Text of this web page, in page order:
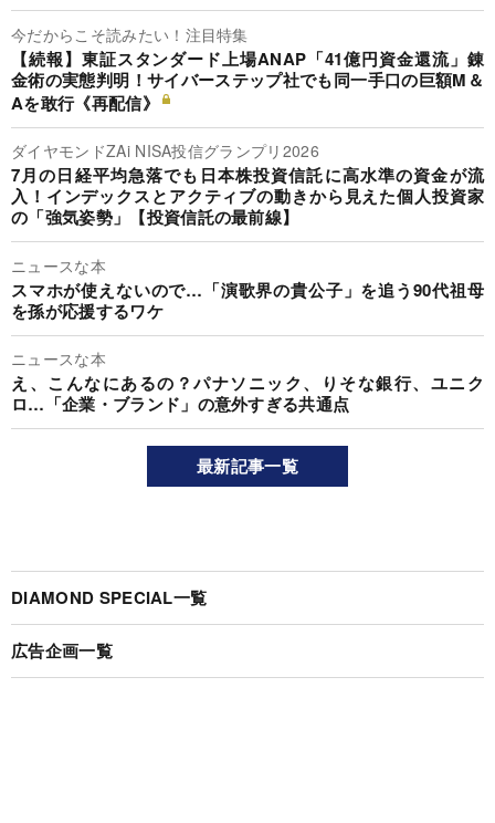
今だからこそ読みたい！注目特集
【続報】東証スタンダード上場ANAP「41億円資金還流」錬
金術の実態判明！サイバーステップ社でも同一手口の巨額M＆
Aを敢行《再配信》
ダイヤモンドZAi NISA投信グランプリ2026
7月の日経平均急落でも日本株投資信託に高水準の資金が流
入！インデックスとアクティブの動きから見えた個人投資家
の「強気姿勢」【投資信託の最前線】
ニュースな本
スマホが使えないので…「演歌界の貴公子」を追う90代祖母
を孫が応援するワケ
ニュースな本
え、こんなにあるの？パナソニック、りそな銀行、ユニク
ロ…「企業・ブランド」の意外すぎる共通点
最新記事一覧
DIAMOND SPECIAL一覧
広告企画一覧